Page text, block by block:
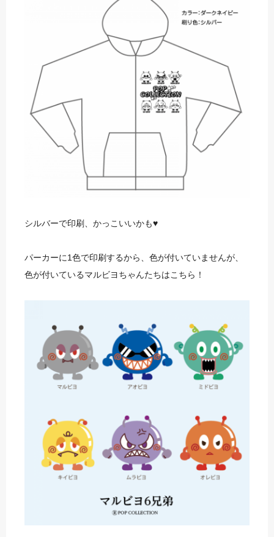
シルバーで印刷、かっこいいかも♥
パーカーに1色で印刷するから、色が付いていませんが、
色が付いているマルビヨちゃんたちはこちら！